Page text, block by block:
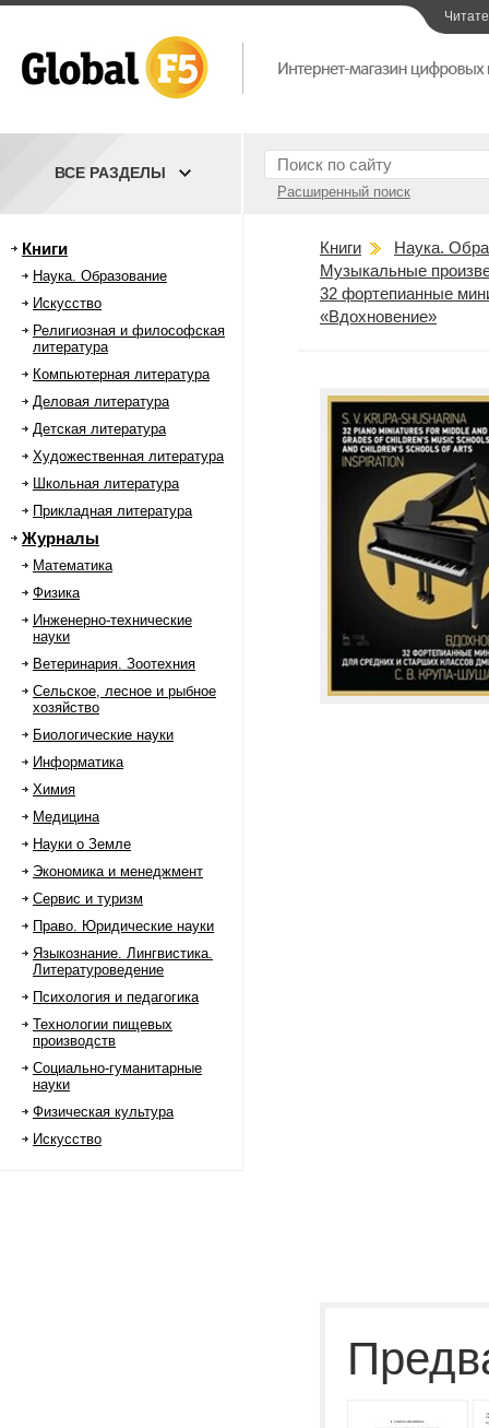
Расширенный поиск
ВСЕ РАЗДЕЛЫ
Книги
Наука. Образование
Искусство
Религиозная и философская
литература
Компьютерная литература
Деловая литература
Детская литература
Художественная литература
Школьная литература
Прикладная литература
Журналы
Математика
Физика
Инженерно-технические
науки
Ветеринария. Зоотехния
Сельское, лесное и рыбное
хозяйство
Биологические науки
Информатика
Химия
Медицина
Науки о Земле
Экономика и менеджмент
Сервис и туризм
Право. Юридические науки
Языкознание. Лингвистика.
Литературоведение
Психология и педагогика
Технологии пищевых
производств
Социально-гуманитарные
науки
Физическая культура
Искусство
Книги
Наука.
Музыкальные
32 фортепианные
«Вдохновение»